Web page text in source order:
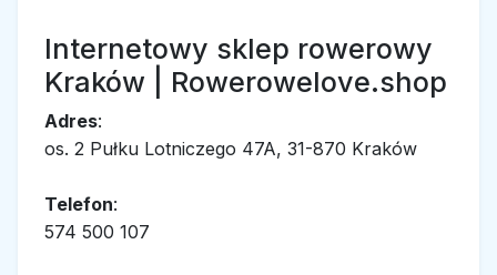
Internetowy sklep rowerowy
Kraków | Rowerowelove.shop
Adres:
os. 2 Pułku Lotniczego 47A, 31-870 Kraków
Telefon:
574 500 107